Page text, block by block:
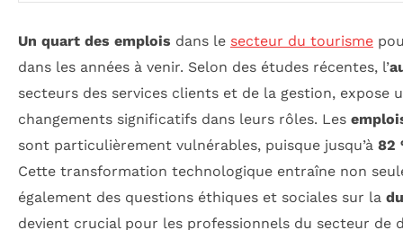
Un quart des emplois dans le secteur du tourisme
dans les années à venir. Selon des études récentes, l’
secteurs des services clients et de la gestion, expose
changements significatifs dans leurs rôles. Les
sont particulièrement vulnérables, puisque jusqu’à 82
Cette transformation technologique entraîne non
également des questions éthiques et sociales sur la
devient crucial pour les professionnels du secteur de